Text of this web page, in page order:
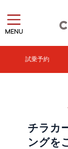
MENU
試乗予約
チラカ
ングを